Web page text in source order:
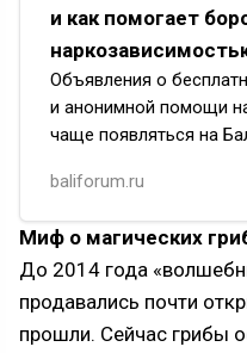
и как помогает
Объявления о
и анонимной помощи
чаще появляться на
и на заправках. Мы
baliforum.ru
Миф о магических
До 2014 года
продавались почти
прошли. Сейчас грибы